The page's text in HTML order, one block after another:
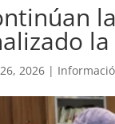
2026 |